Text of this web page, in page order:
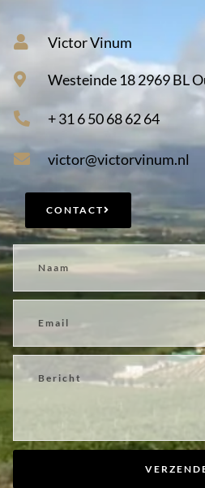
Victor Vinum
Westeinde 18 2969 BL
+ 31 6 50 68 62 64
victor@victorvinum.nl
CONTACT